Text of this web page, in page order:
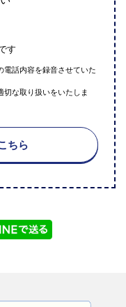
す
電話内容を録音させていた
切な取り扱いをいたしま
ちら